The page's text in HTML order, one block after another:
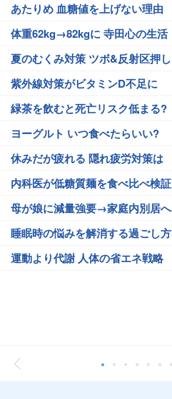
あたりめ 血糖値を上げない理由
体重62kg→82kgに 寺田心の生活
夏のむくみ対策 ツボ&反射区押し
紫外線対策がビタミンD不足に
緑茶を飲むと死亡リスク低まる?
ヨーグルト いつ食べたらいい?
休みだが疲れる 隠れ疲労対策は
内科医が低糖質麺を食べ比べ検証
母が娘に減量強要→家庭内別居へ
睡眠時の悩みを解消する過ごし方
運動より代謝 人体の省エネ戦略